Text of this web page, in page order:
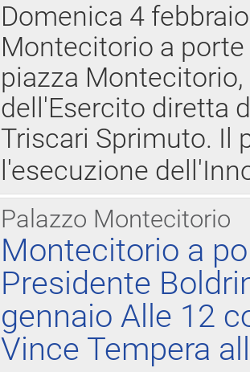
Domenica 4
Montecitorio a
piazza
dell'Esercito diretta
Triscari Sprimuto. Il
l'esecuzione
Palazzo Montecitorio
Montecitorio a
Presidente
gennaio Alle 12
Vince Tempera